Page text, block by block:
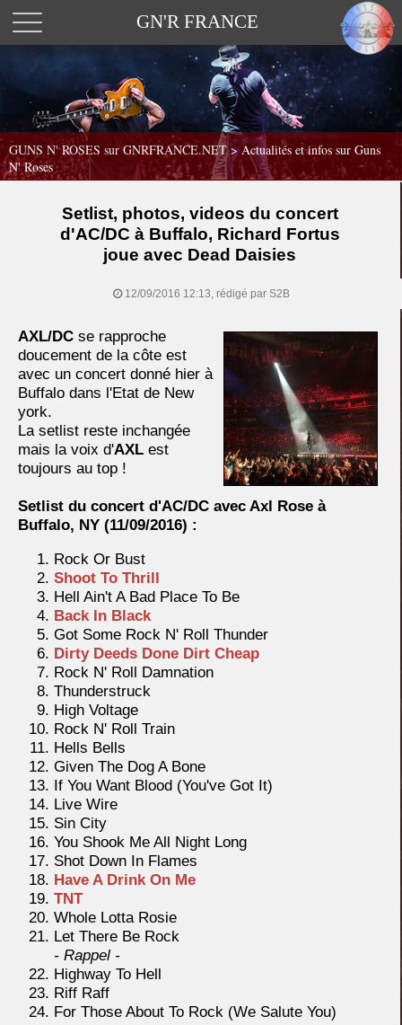
GN'R FRANCE
GUNS N' ROSES sur GNRFRANCE.NET>Actualités et infos sur Guns
N' Roses
Setlist, photos, videos du concert
d'AC/DC à Buffalo, Richard Fortus
joue avec Dead Daisies
12/09/2016 12:13, rédigé par S2B
AXL/DC se rapproche
doucement de la côte est
avec un concert donné hier à
Buffalo dans l'Etat de New
york.
La setlist reste inchangée
mais la voix d'AXL est
toujours au top !
Setlist du concert d'AC/DC avec Axl Rose à
Buffalo, NY (11/09/2016) :
Rock Or Bust
Shoot To Thrill
Hell Ain't A Bad Place To Be
Back In Black
Got Some Rock N' Roll Thunder
Dirty Deeds Done Dirt Cheap
Rock N' Roll Damnation
Thunderstruck
High Voltage
Rock N' Roll Train
Hells Bells
Given The Dog A Bone
If You Want Blood (You've Got It)
Live Wire
Sin City
You Shook Me All Night Long
Shot Down In Flames
Have A Drink On Me
TNT
Whole Lotta Rosie
Let There Be Rock
- Rappel -
Highway To Hell
Riff Raff
For Those About To Rock (We Salute You)